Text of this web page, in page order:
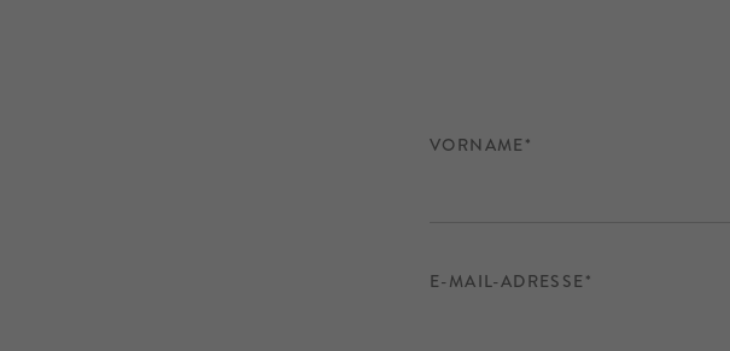
VORNAME*
E-MAIL-ADRESSE*